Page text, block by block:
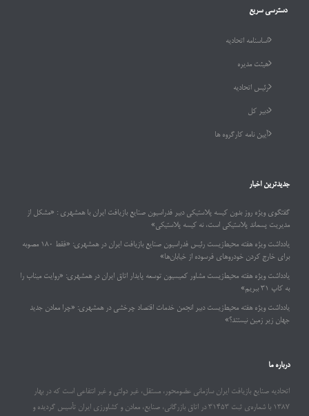
دسترسی سریع
اساسنامه اتحادیه
هیئت مدیره
رئیس اتحادیه
دبیر کل
آیین نامه کارگروه ها
جدیدترین اخبار
گفتگوی ویژه روز بدون کیسه پلاستیکی دبیر فدراسیون صنایع بازیافت ایران با همشهری : «مشکل از
مدیریت پسماند پلاستیکی است، نه کیسه پلاستیکی»
یادداشت ویژه هفته محیط‌زیست رئیس فدراسیون صنایع بازیافت ایران در همشهری: «فقط ۱۸۰ مصوبه
برای خارج کردن خودروهای فرسوده از خیابان‌ها»
یادداشت ویژه هفته محیط‌زیست مشاور کمیسیون توسعه پایدار اتاق ایران در همشهری: «روایت میناب را
به کاپ ۳۱ ببریم»
یادداشت ویژه هفته محیط‌زیست دبیر انجمن خدمات اقتصاد چرخشی در همشهری: «چرا معادن جدید
جهان زیر زمین نیستند؟»
درباره ما
اتحادیه صنایع بازیافت ایران سازمانی عضومحور، مستقل، غیر دولتی و غیر انتفاعی است که در بهار
۱۳۸۷ با شماره‌ی ثبت ۳۱۴۵۳ در اتاق بازرگانی، صنایع، معادن و کشاورزی ایران تأسیس گردیده و